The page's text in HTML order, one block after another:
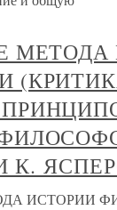
МЕТОДА
К.
ИСТОРИИ